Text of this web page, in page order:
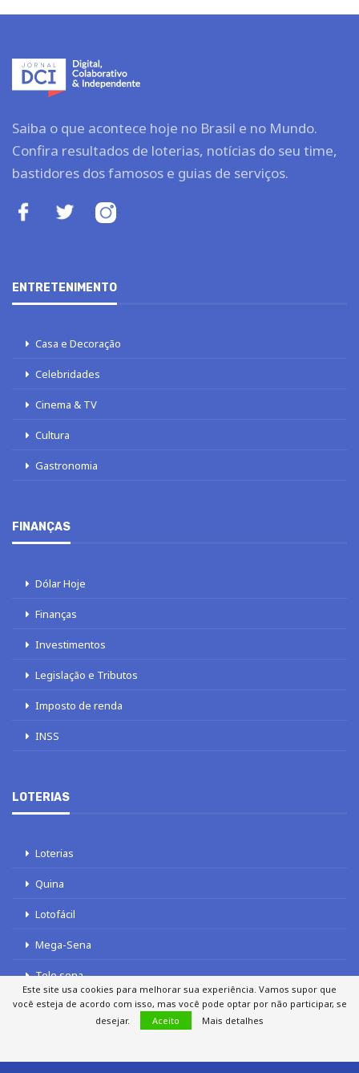
Saiba o que acontece hoje no Brasil e no Mundo.
Confira resultados de loterias, notícias do seu time,
bastidores dos famosos e guias de serviços.
ENTRETENIMENTO
Casa e Decoração
Celebridades
Cinema & TV
Cultura
Gastronomia
FINANÇAS
Dólar Hoje
Finanças
Investimentos
Legislação e Tributos
Imposto de renda
INSS
LOTERIAS
Loterias
Quina
Lotofácil
Mega-Sena
Tele sena
Este site usa cookies para melhorar sua experiência. Vamos supor que
você esteja de acordo com isso, mas você pode optar por não participar, se
desejar.
Aceito Mais detalhes